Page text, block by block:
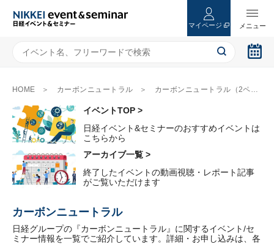
マイページ
HOME カーボンニュートラル カーボンニュートラル（2ページ目）
イベントTOP >
日経イベント&セミナーのおすすめイベントは
こちらから
アーカイブ一覧 >
終了したイベントの動画視聴・レポート記事
がご覧いただけます
カーボンニュートラル
日経グループの『カーボンニュートラル』に関するイベント/セ
ミナー情報を一覧でご紹介しています。詳細・お申し込みは、各